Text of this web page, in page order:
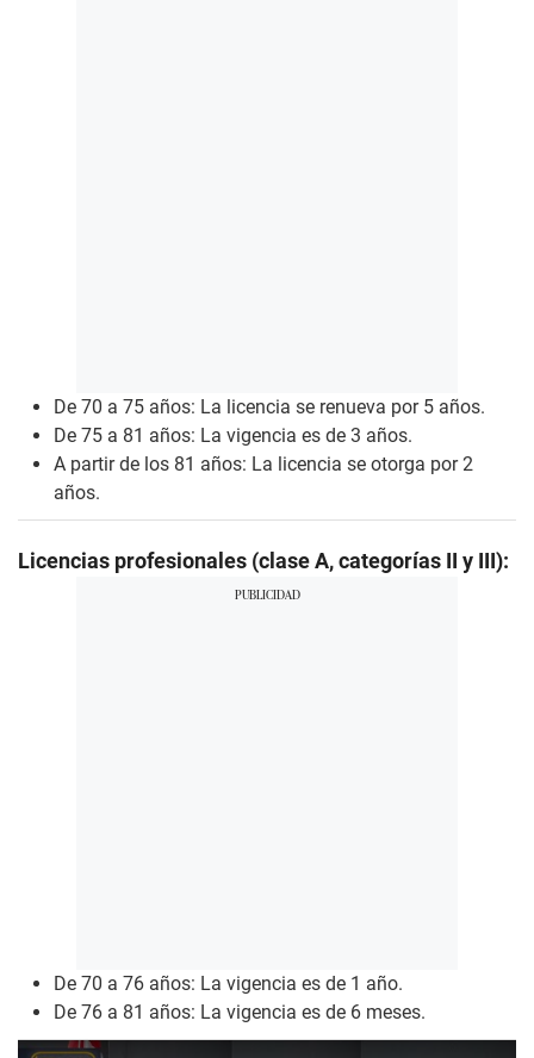
De 70 a 75 años: La licencia se renueva por 5 años.
De 75 a 81 años: La vigencia es de 3 años.
A partir de los 81 años: La licencia se otorga por 2
años.
Licencias profesionales (clase A, categorías II y III):
De 70 a 76 años: La vigencia es de 1 año.
De 76 a 81 años: La vigencia es de 6 meses.